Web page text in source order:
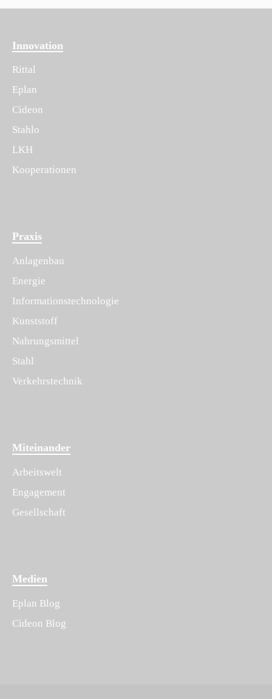
Innovation
Rittal
Eplan
Cideon
Stahlo
LKH
Kooperationen
Praxis
Anlagenbau
Energie
Informationstechnologie
Kunststoff
Nahrungsmittel
Stahl
Verkehrstechnik
Miteinander
Arbeitswelt
Engagement
Gesellschaft
Medien
Eplan Blog
Cideon Blog